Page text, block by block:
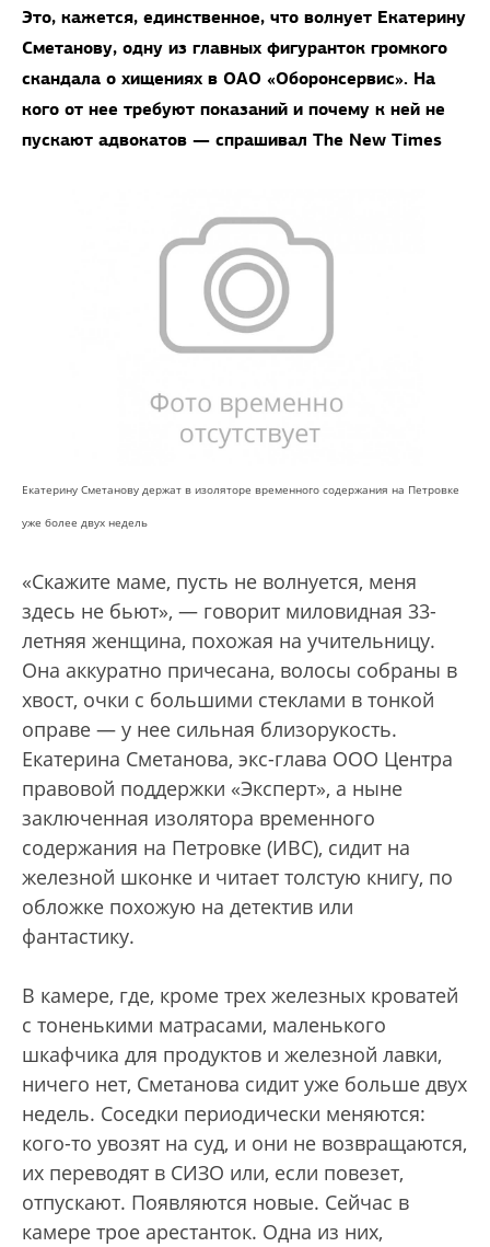
Это, кажется, единственное, что волнует Екатерину
Сметанову, одну из главных фигуранток громкого
скандала о хищениях в ОАО «Оборонсервис». На
кого от нее требуют показаний и почему к ней не
пускают адвокатов — спрашивал The New Times
Екатерину Сметанову держат в изоляторе временного содержания на Петровке
уже более двух недель
«Скажите маме, пусть не волнуется, меня
здесь не бьют», — говорит миловидная 33-
летняя женщина, похожая на учительницу.
Она аккуратно причесана, волосы собраны в
хвост, очки с большими стеклами в тонкой
оправе — у нее сильная близорукость.
Екатерина Сметанова, экс-глава ООО Центра
правовой поддержки «Эксперт», а ныне
заключенная изолятора временного
содержания на Петровке (ИВС), сидит на
железной шконке и читает толстую книгу, по
обложке похожую на детектив или
фантастику.
В камере, где, кроме трех железных кроватей
с тоненькими матрасами, маленького
шкафчика для продуктов и железной лавки,
ничего нет, Сметанова сидит уже больше двух
недель. Соседки периодически меняются:
кого-то увозят на суд, и они не возвращаются,
их переводят в СИЗО или, если повезет,
отпускают. Появляются новые. Сейчас в
камере трое арестанток. Одна из них,